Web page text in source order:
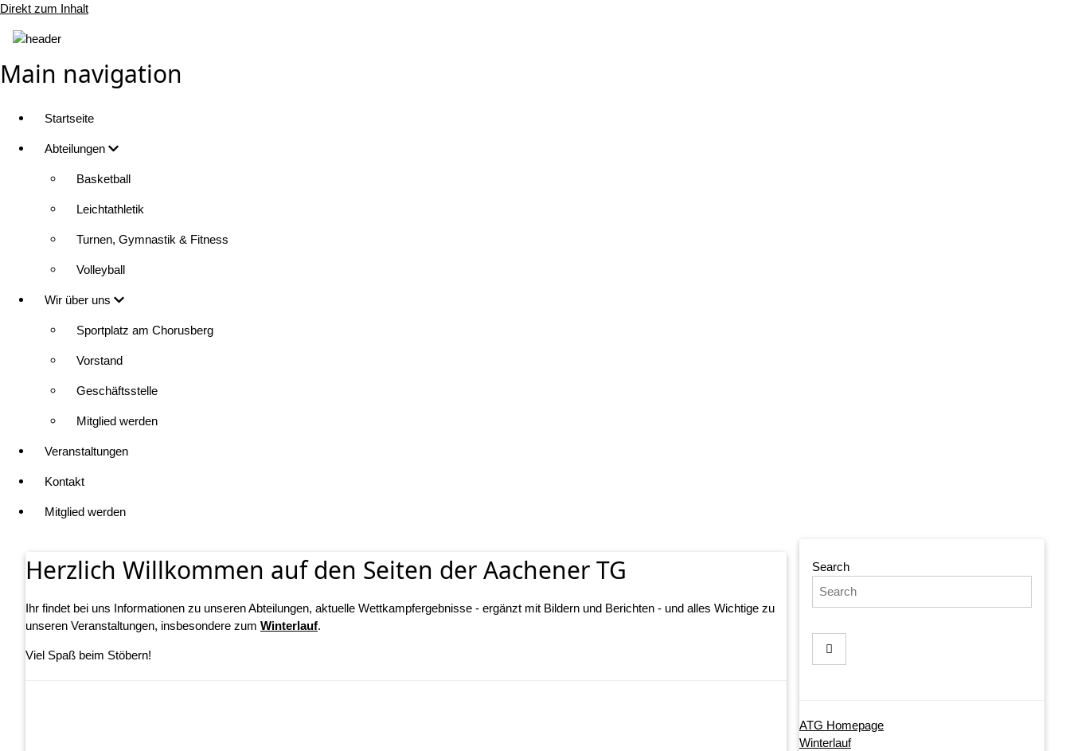
Direkt zum Inhalt
Main navigation
Startseite
Abteilungen
Basketball
Leichtathletik
Turnen, Gymnastik & Fitness
Volleyball
Wir über uns
Sportplatz am Chorusberg
Vorstand
Geschäftsstelle
Mitglied werden
Veranstaltungen
Kontakt
Mitglied werden
Herzlich Willkommen auf den Seiten der Aachener TG
Ihr findet bei uns Informationen zu unseren Abteilungen, aktuelle Wettkampfergebnisse - ergänzt mit Bildern und Berichten - und alles Wichtige zu
unseren Veranstaltungen, insbesondere zum Winterlauf.
Viel Spaß beim Stöbern!
Search
ATG Homepage
Winterlauf